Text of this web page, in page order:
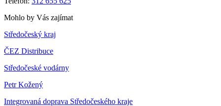
Mohlo by Vás zajímat
Středočeský kraj
ČEZ Distribuce
Středočeské vodárny
Petr Kožený
Integrovaná doprava Středočeského kraje